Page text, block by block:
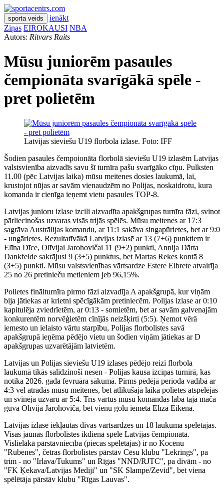
sporta veids
ienākt
Ziņas EIROKAUSI NBA
Autors: Ritvars Raits
Mūsu juniorēm pasaules
čempionāta svarīgākā spēle -
pret polietēm
Latvijas sieviešu U19 florbola izlase. Foto: IFF
Šodien pasaules čempoionāta florbolā sieviešu U19 izlasēm Latvijas
valstsvienība aizvadīs savu šī turnīra pašu svarīgāko cīņu. Pulksten
11.00 (pēc Latvijas laika) mūsu meitenes dosies laukumā, lai,
krustojot nūjas ar savām vienaudzēm no Polijas, noskaidrotu, kura
komanda ir cienīga ieņemt vietu pasaules TOP-8.
Latvijas junioru izlase izcili aizvadīta apakšgrupas turnīra fāzi, svinot
pārliecinošas uzvaras visās trijās spēlēs. Mūsu meitenes ar 17:3
sagrāva Austrālijas komandu, ar 11:1 sakāva singapūrietes, bet ar 9:0
- ungārietes. Rezultatīvākā Latvijas izlasē ar 13 (7+6) punktiem ir
Elīna Dīce, Olīvijai Jarohovičai 11 (9+2) punkti, Annija Dārta
Dankfelde sakrājusi 9 (3+5) punktus, bet Martas Rekes kontā 8
(3+5) punkti. Mūsu valstsvienības vārtsardze Estere Elbrete atvairīja
25 no 26 pretinieču metieniem jeb 96,15%.
Polietes finālturnīra pirmo fāzi aizvadīja A apakšgrupā, kur viņām
bija jātiekas ar krietni spēcīgākām pretiniecēm. Polijas izlase ar 0:10
kapitulēja zviedrīetēm, ar 0:13 - somietēm, bet ar savām galvenajām
konkurentēm norvēģietēm cīnījās neizšķirti (5:5). Ņemot vērā
iemesto un ielaisto vārtu starpību, Polijas florbolistes savā
apakšgrupā ieņēma pēdējo vietu un šodien viņām jātiekas ar D
apakšgrupas uzvarētājām latvietēm.
Latvijas un Polijas sieviešu U19 izlases pēdējo reizi florbola
laukumā tikās salīdzinoši nesen - Polijas kausa izcīņas turnīrā, kas
notika 2026. gada fevruāra sākumā. Pirms pēdējā perioda vadībā ar
4:3 vēl atradās mūsu meitenes, bet atlikušajā laikā polietes atspēlējās
un svinēja uzvaru ar 5:4. Trīs vārtus mūsu komandas labā tajā mačā
guva Olīvija Jarohoviča, bet vienu golu iemeta Elīza Eikena.
Latvijas izlasē iekļautas divas vārtsardzes un 18 laukuma spēlētājas.
Visas jaunās florbolistes ikdienā spēlē Latvijas čempionātā.
Vislielākā pārstāvniecība (piecas spēlētājas) ir no Kocēnu
"Rubenes", četras florbolistes pārstāv Cēsu klubu "Lekrings", pa
trim - no "Irlava/Tukums" un Rīgas "NND/RJTC", pa divām - no
"FK Ķekava/Latvijas Mediji" un "SK Slampe/Zevid", bet viena
spēlētāja pārstāv klubu "Rīgas Lauvas".